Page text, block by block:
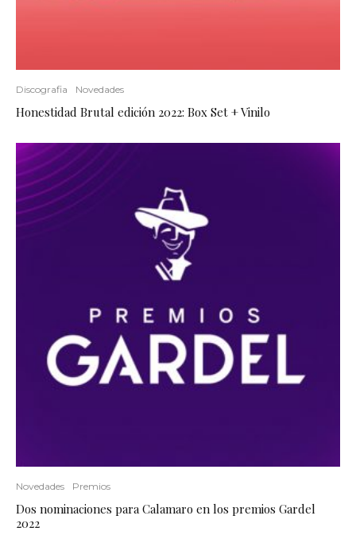
Discografia Novedades
Honestidad Brutal edición 2022: Box Set + Vinilo
Novedades Premios
Dos nominaciones para Calamaro en los premios Gardel
2022